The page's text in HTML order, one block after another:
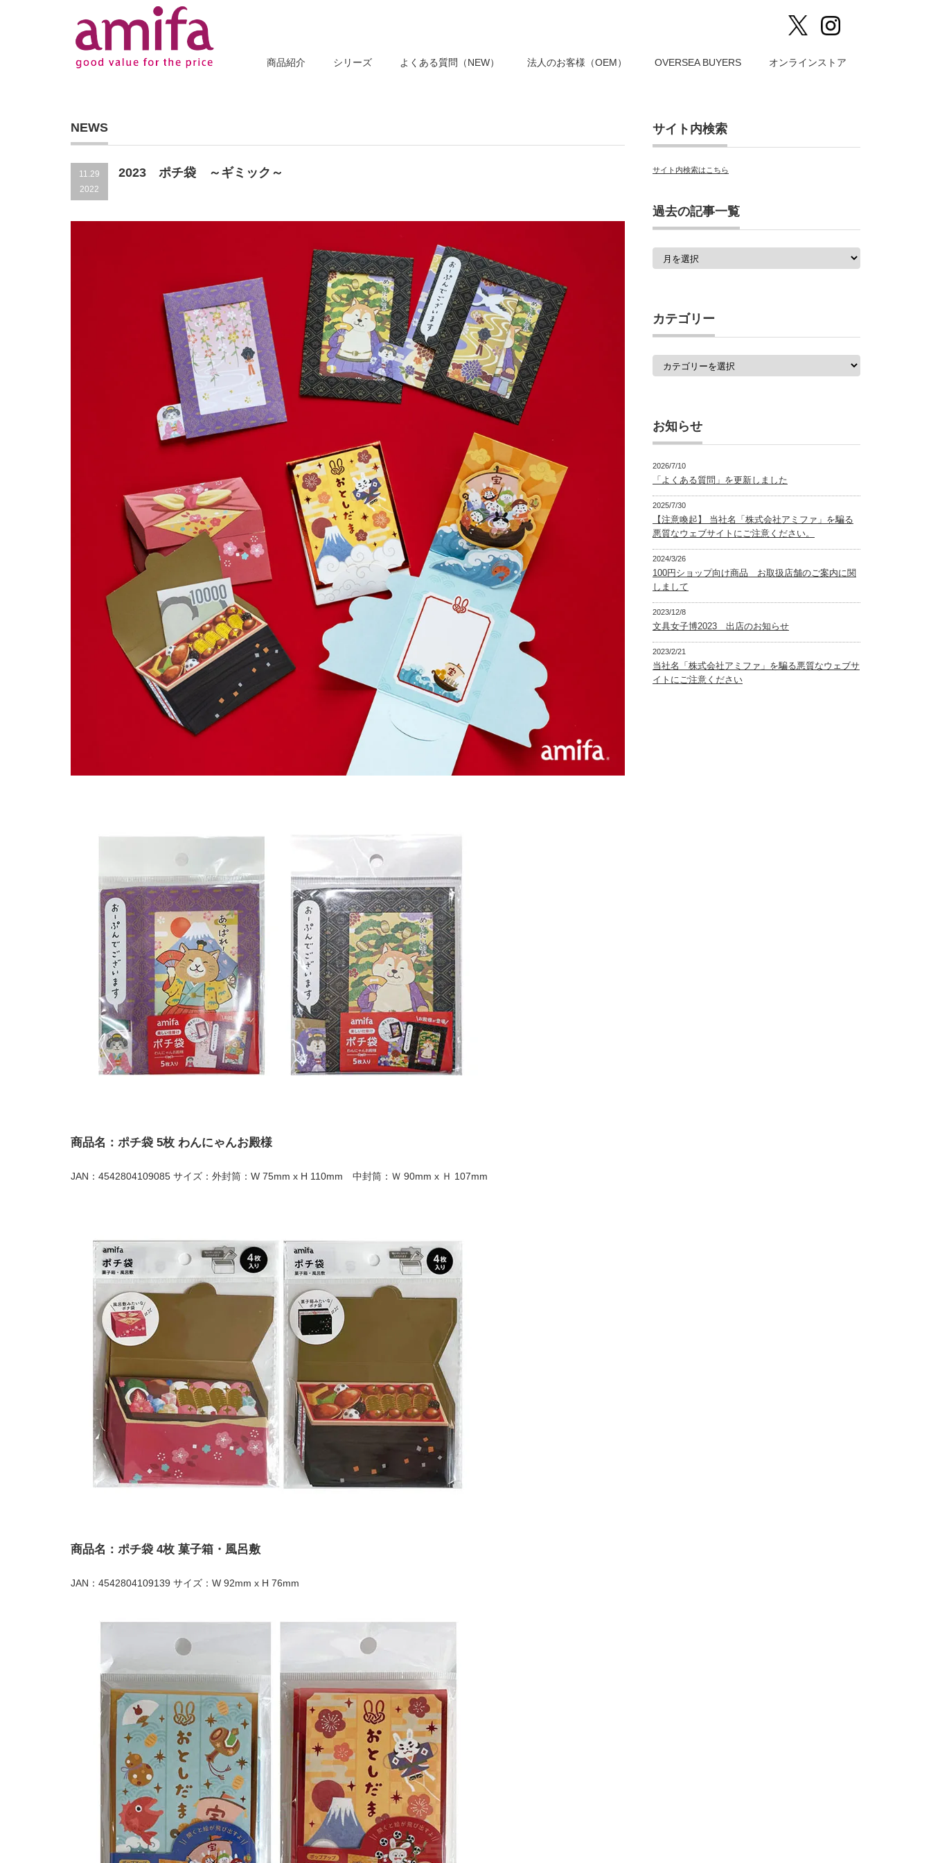
商品紹介 シリーズ よくある質問（NEW） 法人のお客様（OEM） OVERSEA BUYERS オンラインストア
NEWS
11.29
2022
2023 ポチ袋 ～ギミック～
商品名：ポチ袋 5枚 わんにゃんお殿様
JAN：4542804109085 サイズ：外封筒：W 75mm x H 110mm 中封筒：Ｗ 90mm x Ｈ 107mm
商品名：ポチ袋 4枚 菓子箱・風呂敷
JAN：4542804109139 サイズ：W 92mm x H 76mm
サイト内検索
サイト内検索はこちら
過去の記事一覧
過
覧
カテゴリー
カ
お知らせ
2026/7/10
「よくある質問」を更新しました
2025/7/30
【注意喚起】 当社名「株式会社アミファ」を騙る
悪質なウェブサイトにご注意ください。
2024/3/26
100円ショップ向け商品 お取扱店舗のご案内に関
しまして
2023/12/8
文具女子博2023 出店のお知らせ
2023/2/21
当社名「株式会社アミファ」を騙る悪質なウェブサ
イトにご注意ください